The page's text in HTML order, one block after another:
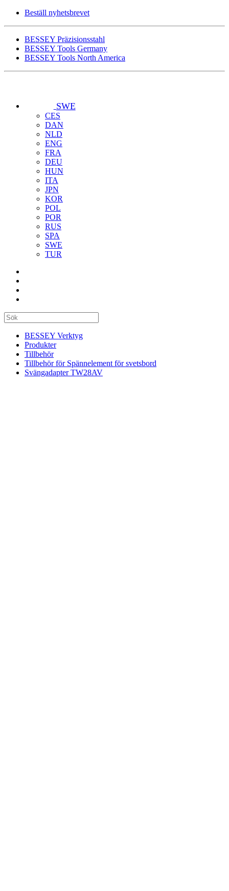
Beställ nyhetsbrevet
BESSEY Präzisionsstahl
BESSEY Tools Germany
BESSEY Tools North America
SWE
CES
DAN
NLD
ENG
FRA
DEU
HUN
ITA
JPN
KOR
POL
POR
RUS
SPA
SWE
TUR
BESSEY Verktyg
Produkter
Tillbehör
Tillbehör för Spännelement för svetsbord
Svängadapter TW28AV